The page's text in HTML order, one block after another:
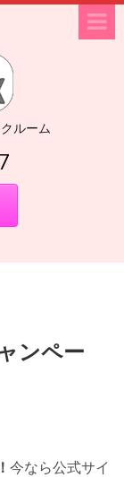
ルーム
ンペー
今なら公式サイ